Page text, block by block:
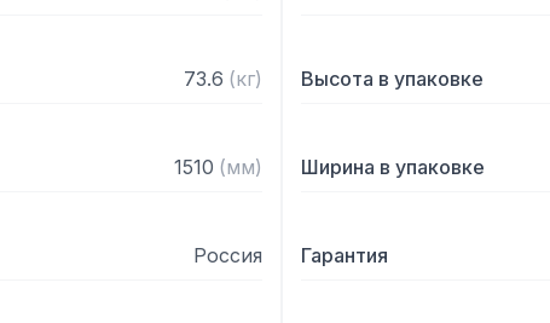
73.6 (кг) Высота в упаковке
1510 (мм) Ширина в упаковке
Россия Гарантия